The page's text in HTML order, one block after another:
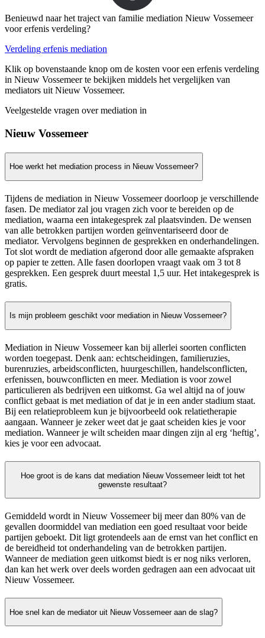
Benieuwd naar het traject van familie mediation Nieuw Vossemeer
voor erfenis verdeling?
Verdeling erfenis mediation
Klik op bovenstaande knop om de kosten voor een erfenis verdeling
in Nieuw Vossemeer te bekijken middels het vergelijken van
mediators uit Nieuw Vossemeer.
Veelgestelde vragen over mediation in
Nieuw Vossemeer
Hoe werkt het mediation process in Nieuw Vossemeer?
Tijdens de mediation in Nieuw Vossemeer doorloop je verschillende
fasen. De mediator zal jou vragen zich voor te bereiden op de
mediation, waarna een intakegesprek zal plaatsvinden. De wensen
van alle betrokken partijen worden geïnventariseerd door de
mediator. Vervolgens beginnen de gesprekken en onderhandelingen.
Tot slot wordt de mediation afgerond door alle gemaakte afspraken
op papier te zetten. Alle fasen doorlopen vraagt vaak om 3 tot 8
gesprekken. Een gesprek duurt meestal 1,5 uur. Het intakegesprek is
gratis.
Is mijn probleem geschikt voor mediation in Nieuw Vossemeer?
Mediation in Nieuw Vossemeer kan bij allerlei soorten conflicten
worden toegepast. Denk aan: echtscheidingen, familieruzies,
burenruzies, arbeidsconflicten, huurgeschillen, handelsconflicten,
erfenissen, bouwconflicten en meer. Mediation is voor zowel
particulieren als bedrijven een uitkomst. Ga wel altijd na of jouw
conflict gebaat is met mediation of dat je in een ander stadium staat.
Bij een relatieprobleem kun je bijvoorbeeld ook relatietherapie
aangaan. Wanneer je zeker weet dat je gaat scheiden kies je voor
mediation. Wanneer je wilt scheiden maar dingen zijn al erg ‘heftig’,
kies je voor een advocaat.
Hoe groot is de kans dat mediation Nieuw Vossemeer leidt tot het
gewenste resultaat?
Gemiddeld wordt in Nieuw Vossemeer bij meer dan 80% van de
gevallen doormiddel van mediation een goed resultaat voor beide
partijen geboekt. Dit ligt grotendeels aan de ernst van het conflict en
de bereidheid tot onderhandeling van de betrokken partijen.
Wanneer de mediation geen uitkomst biedt is er nog niks verloren,
dan kan het werk over deels worden gedragen aan een advocaat uit
Nieuw Vossemeer.
Hoe snel kan de mediator uit Nieuw Vossemeer aan de slag?